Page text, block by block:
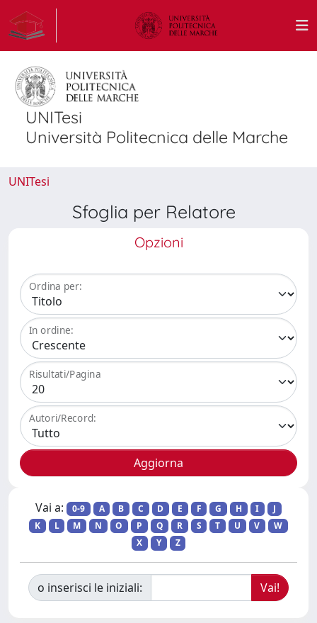
UNITesi
Università Politecnica delle Marche
UNITesi
Sfoglia per Relatore
Opzioni
Ordina per:
In ordine:
Risultati/Pagina
Autori/Record:
Vai a: 0-9 A B C D E F G H I
J
K
L M N O P Q R S T U V
W
X
Y Z
o inserisci le iniziali: